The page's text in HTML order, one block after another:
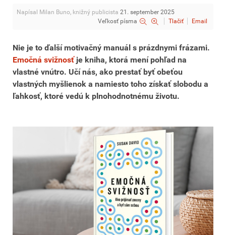
Napísal Milan Buno, knižný publicista 21. september 2025
Veľkosť písma
Tlačiť Email
Nie je to ďalší motivačný manuál s prázdnymi frázami.
Emočná svižnosťje kniha, ktorá mení pohľad na
vlastné vnútro. Učí nás, ako prestať byť obeťou
vlastných myšlienok a namiesto toho získať slobodu a
ľahkosť, ktoré vedú k plnohodnotnému životu.